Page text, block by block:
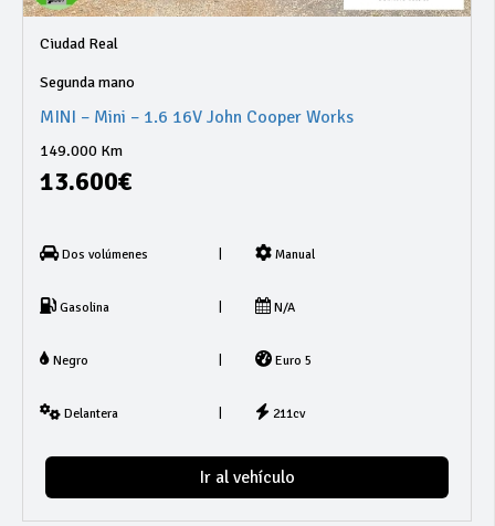
Ciudad Real
Segunda mano
MINI – Mini – 1.6 16V John Cooper Works
149.000 Km
13.600€
Dos volúmenes Manual
Gasolina N/A
Negro Euro 5
Delantera 211cv
Ir al vehículo